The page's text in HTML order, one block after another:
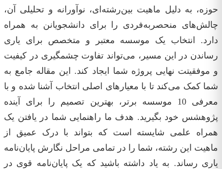
حوزه، به دلیل ماهیت بین‌رشته‌ای، نوآورانه و تحلیلی آن،
چالش‌های منحصربه‌فردی را برای دانشجویانن به همراه
دارد. انتخاب یک موسسه معتبر و متخصص برای یاری
رساندن در این مسیر، می‌تواند تفاوت چشمگیری در کیفیت
و موفقیتت نهایی پروژه شما ایجاد کند. این مقاله جامع به
شما کمک می‌کند تا با معیارهای اصلی انتخاب آشنا شده و با
معرفی 10 موسسه برتر، بهترین تصمیم را برای آینده
پژوهشس خود بگیرید. هدف ما راهنمایی شما در یافتن یک
همراه علمی شایسته است که بتواند با درک عمیق از
ماهیت این رشته، شما را در تمامی مراحل نگارش پایان‌نامه
یاری رساند. به یاد داشته باشید که یک پایان‌نامه قوی در